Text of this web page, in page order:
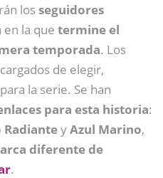
losseguidores
la que termine el
temporada. Los
de elegir,
la serie. Se han
para esta historia:
RadianteyAzul Marino,
diferente de
.